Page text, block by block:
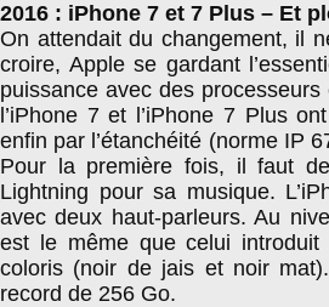
2016 : iPhone 7 et 7 Plus – Et
On attendait du changement, il
croire, Apple se gardant
puissance avec des
l’iPhone 7 et l’iPhone 7 Plus
enfin par l’étanchéité (norme IP
Pour la première fois, il faut
Lightning pour sa musique.
avec deux haut-parleurs. Au
est le même que celui
coloris (noir de jais et noir
record de 256 Go.